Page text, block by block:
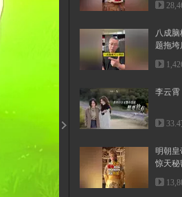
八成
题拖
升 ...
李云霄
明朝皇
惊天秘